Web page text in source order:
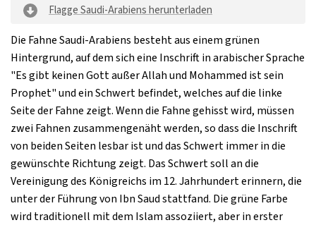
Flagge Saudi-Arabiens herunterladen
Die Fahne Saudi-Arabiens besteht aus einem grünen
Hintergrund, auf dem sich eine Inschrift in arabischer Sprache
"Es gibt keinen Gott außer Allah und Mohammed ist sein
Prophet" und ein Schwert befindet, welches auf die linke
Seite der Fahne zeigt. Wenn die Fahne gehisst wird, müssen
zwei Fahnen zusammengenäht werden, so dass die Inschrift
von beiden Seiten lesbar ist und das Schwert immer in die
gewünschte Richtung zeigt. Das Schwert soll an die
Vereinigung des Königreichs im 12. Jahrhundert erinnern, die
unter der Führung von Ibn Saud stattfand. Die grüne Farbe
wird traditionell mit dem Islam assoziiert, aber in erster